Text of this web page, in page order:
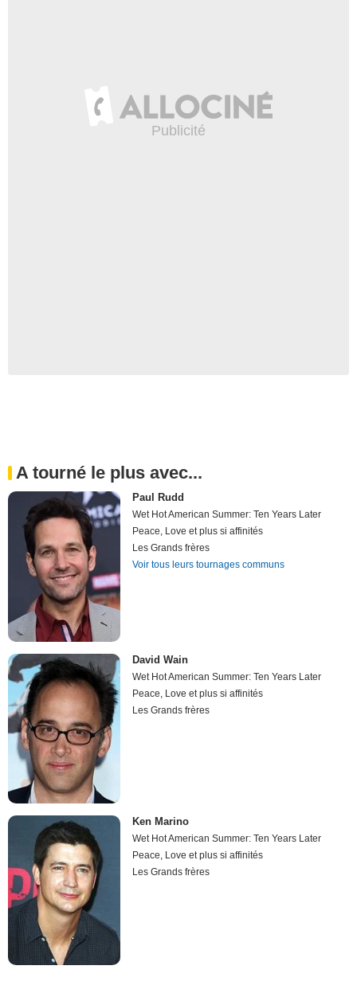
A tourné le plus avec...
Paul Rudd
Wet Hot American Summer: Ten Years Later
Peace, Love et plus si affinités
Les Grands frères
Voir tous leurs tournages communs
David Wain
Wet Hot American Summer: Ten Years Later
Peace, Love et plus si affinités
Les Grands frères
Ken Marino
Wet Hot American Summer: Ten Years Later
Peace, Love et plus si affinités
Les Grands frères